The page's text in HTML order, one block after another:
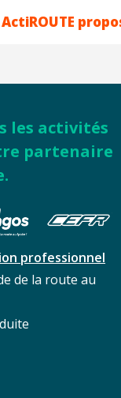
ActiROUTE
les activités
partenaire
professionnel
de la route au